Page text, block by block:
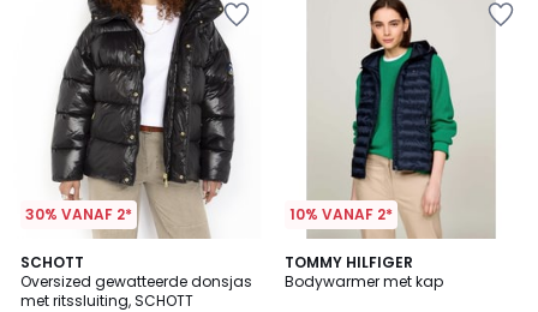
30% VANAF 2*
SCHOTT
Oversized gewatteerde donsjas
met ritssluiting, SCHOTT
4.5
/ 5
10% VANAF 2*
TOMMY HILFIGER
Bodywarmer met kap
5
/